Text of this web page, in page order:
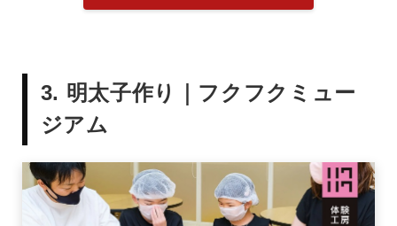
3. 明太子作り｜フクフクミュー
ジアム